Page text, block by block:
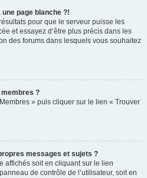
page blanche ?!
pour que le serveur puisse les
et essayez d’être plus précis dans les
des forums dans lesquels vous souhaitez
?
» puis cliquer sur le lien « Trouver
messages et sujets ?
affichés soit en cliquant sur le lien
de contrôle de l’utilisateur, soit en